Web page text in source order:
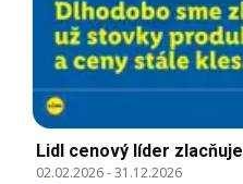
Lidl cenový líder zlacňuje
02.02.2026-31.12.2026